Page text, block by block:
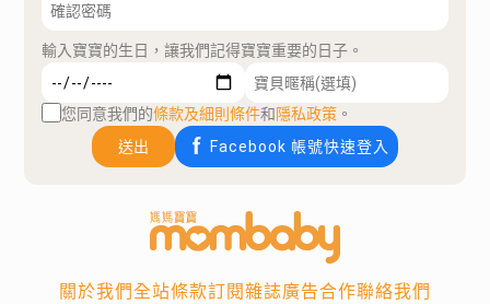
輸入寶寶的生日，讓我們記得寶寶重要的日子。
您同意我們的條款及細則條件和隱私政策 。
送出
Facebook 帳號快速登入
關於我們全站條款訂閱雜誌廣告合作聯絡我們